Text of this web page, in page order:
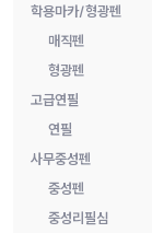
학용마카/형광펜
매직펜
형광펜
고급연필
연필
사무중성펜
중성펜
중성리필심